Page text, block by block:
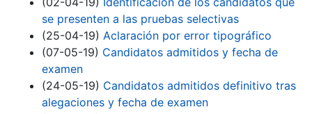
se presenten a las pruebas selectivas
(25-04-19) Aclaración por error tipográfico
(07-05-19) Candidatos admitidos y fecha de
examen
(24-05-19) Candidatos admitidos definitivo tras
alegaciones y fecha de examen